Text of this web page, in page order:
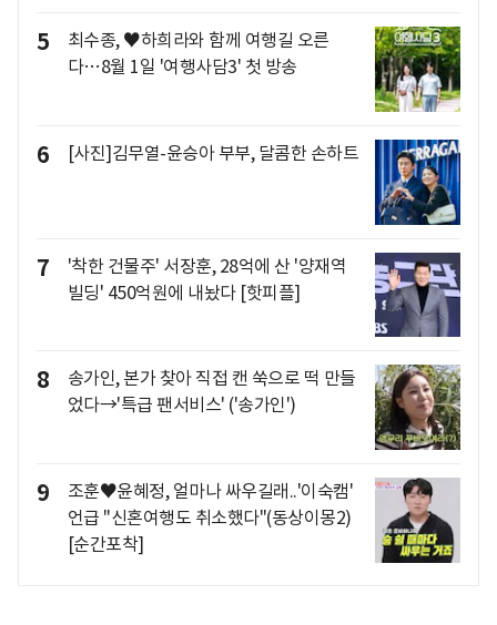
5
최수종, ♥하희라와 함께 여행길 오른
다…8월 1일 '여행사담3' 첫 방송
6 [사진]김무열-윤승아 부부, 달콤한 손하트
7
'착한 건물주' 서장훈, 28억에 산 '양재역
빌딩' 450억원에 내놨다 [핫피플]
8
송가인, 본가 찾아 직접 캔 쑥으로 떡 만들
었다→'특급 팬서비스' ('송가인')
9
조훈♥윤혜정, 얼마나 싸우길래..'이숙캠'
언급 "신혼여행도 취소했다"(동상이몽2)
[순간포착]